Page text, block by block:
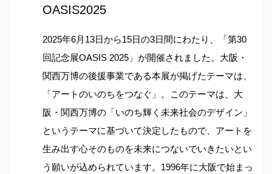
OASIS2025
2025年6月13日から15日の3日間にわたり、「第30
回記念展OASIS 2025」が開催されました。大阪・
関西万博の後援事業である本展が掲げたテーマは、
「アートのいのちをつなぐ」。このテーマは、大
阪・関西万博の「いのち輝く未来社会のデザイン」
というテーマに基づいて決定したもので、アートを
生み出す心そのものを未来につないでいきたいとい
う願いが込められています。 1996年に大阪で始まっ